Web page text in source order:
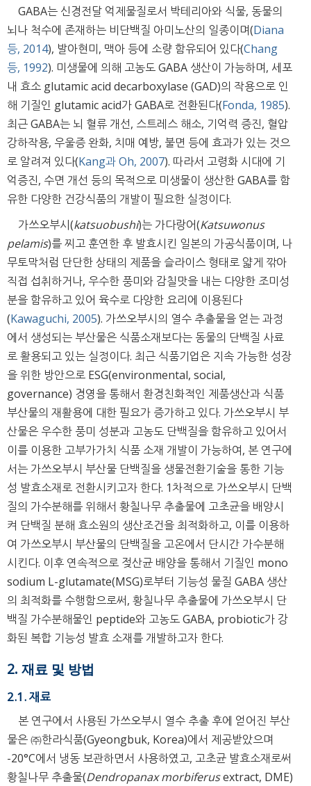
GABA는 신경전달 억제물질로서 박테리아와 식물, 동물의
뇌나 척수에 존재하는 비단백질 아미노산의 일종이며(Diana
등, 2014), 발아현미, 맥아 등에 소량 함유되어 있다(Chang
등, 1992). 미생물에 의해 고농도 GABA 생산이 가능하며, 세포
내 효소 glutamic acid decarboxylase (GAD)의 작용으로 인
해 기질인 glutamic acid가 GABA로 전환된다(Fonda, 1985).
최근 GABA는 뇌 혈류 개선, 스트레스 해소, 기억력 증진, 혈압
강하작용, 우울증 완화, 치매 예방, 불면 등에 효과가 있는 것으
로 알려져 있다(Kang과 Oh, 2007). 따라서 고령화 시대에 기
억증진, 수면 개선 등의 목적으로 미생물이 생산한 GABA를 함
유한 다양한 건강식품의 개발이 필요한 실정이다.
가쓰오부시(katsuobushi)는 가다랑어(Katsuwonus
pelamis)를 찌고 훈연한 후 발효시킨 일본의 가공식품이며, 나
무토막처럼 단단한 상태의 제품을 슬라이스 형태로 얇게 깎아
직접 섭취하거나, 우수한 풍미와 감칠맛을 내는 다양한 조미성
분을 함유하고 있어 육수로 다양한 요리에 이용된다
(Kawaguchi, 2005). 가쓰오부시의 열수 추출물을 얻는 과정
에서 생성되는 부산물은 식품소재보다는 동물의 단백질 사료
로 활용되고 있는 실정이다. 최근 식품기업은 지속 가능한 성장
을 위한 방안으로 ESG(environmental, social,
governance) 경영을 통해서 환경친화적인 제품생산과 식품
부산물의 재활용에 대한 필요가 증가하고 있다. 가쓰오부시 부
산물은 우수한 풍미 성분과 고농도 단백질을 함유하고 있어서
이를 이용한 고부가가치 식품 소재 개발이 가능하여, 본 연구에
서는 가쓰오부시 부산물 단백질을 생물전환기술을 통한 기능
성 발효소재로 전환시키고자 한다. 1차적으로 가쓰오부시 단백
질의 가수분해를 위해서 황칠나무 추출물에 고초균을 배양시
켜 단백질 분해 효소원의 생산조건을 최적화하고, 이를 이용하
여 가쓰오부시 부산물의 단백질을 고온에서 단시간 가수분해
시킨다. 이후 연속적으로 젖산균 배양을 통해서 기질인 mono
sodium L-glutamate(MSG)로부터 기능성 물질 GABA 생산
의 최적화를 수행함으로써, 황칠나무 추출물에 가쓰오부시 단
백질 가수분해물인 peptide와 고농도 GABA, probiotic가 강
화된 복합 기능성 발효 소재를 개발하고자 한다.
2. 재료 및 방법
2.1. 재료
본 연구에서 사용된 가쓰오부시 열수 추출 후에 얻어진 부산
물은 ㈜한라식품(Gyeongbuk, Korea)에서 제공받았으며
-20°C에서 냉동 보관하면서 사용하였고, 고초균 발효소재로써
황칠나무 추출물(Dendropanax morbiferusextract, DME)